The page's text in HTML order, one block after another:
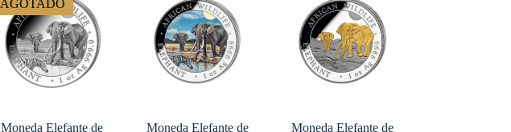
AGOTADO
Moneda Elefante de
Moneda Elefante de
Moneda Elefante de